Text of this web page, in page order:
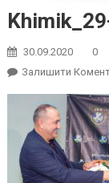
30.09.2020 0
Залишити